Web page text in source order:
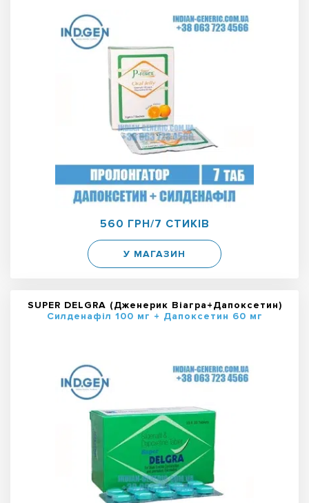
560 ГРН/7 СТИКІВ
У МАГАЗИН
SUPER DELGRA (Дженерик Віагра+Дапоксетин)
Силденафіл 100 мг + Дапоксетин 60 мг